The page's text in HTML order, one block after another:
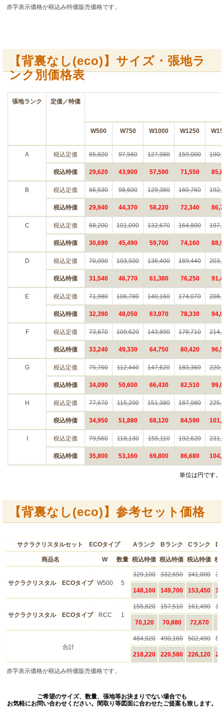
【背裏なし(eco)】サイズ・張地ラ
ンク別価格表
張地ランク
定価／特価
W500 W750 W1000 W1250
A 税込定価 65,820 97,560 127,980 159,000
税込特価 29,620 43,900 57,590 71,550
B 税込定価 66,530 98,600 129,380 160,760
税込特価 29,940 44,370 58,220 72,340
C 税込定価 68,200 101,090 132,670 164,800
税込特価 30,690 45,490 59,700 74,160
D 税込定価 70,090 103,930 136,400 169,440
税込特価 31,540 46,770 61,380 76,250
E 税込定価 71,980 106,780 140,160 174,070
税込特価 32,390 48,050 63,070 78,330
F 税込定価 73,870 109,620 143,890 178,710
税込特価 33,240 49,330 64,750 80,420
G 税込定価 75,760 112,440 147,620 183,360
税込特価 34,090 50,600 66,430 82,510
H 税込定価 77,670 115,290 151,380 187,980
税込特価 34,950 51,880 68,120 84,590
税込定価 79,560 118,130 155,110 192,620
税込特価 35,800 53,160 69,800 86,680
単位は円です。
【背裏なし(eco)】参考セット価格
ご希望のサイズ、数量、張地等お決まりでない場合でも
お気軽にお問い合わせください。間取り等図面に合わせたご提案も致します。